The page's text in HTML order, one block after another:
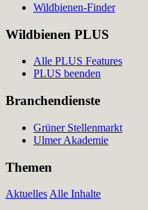
Wildbienen-Finder
Wildbienen PLUS
Alle PLUS Features
PLUS beenden
Branchendienste
Grüner Stellenmarkt
Ulmer Akademie
Themen
Aktuelles Alle Inhalte